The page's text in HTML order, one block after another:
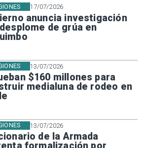
17/07/2026
anuncia investigación
de grúa en
13/07/2026
$160 millones para
medialuna de rodeo en
13/07/2026
de la Armada